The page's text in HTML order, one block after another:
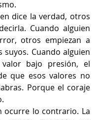
dice la verdad, otros
Cuando alguien
otros empiezan a
suyos. Cuando alguien
bajo presión, el
que esos valores no
Porque el coraje
ocurre lo contrario. La